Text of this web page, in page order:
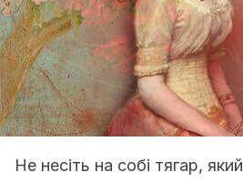
Не несіть на собі тягар,